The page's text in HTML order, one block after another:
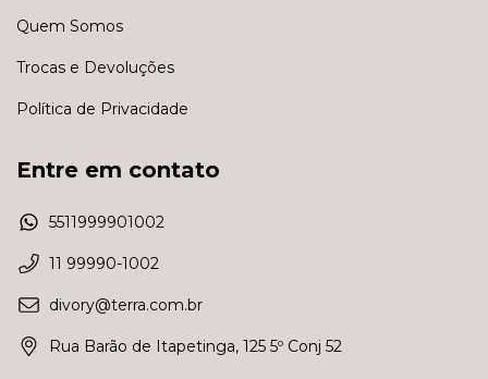
Quem Somos
Trocas e Devoluções
Política de Privacidade
Entre em contato
5511999901002
11 99990-1002
divory@terra.com.br
Rua Barão de Itapetinga, 125 5º Conj 52